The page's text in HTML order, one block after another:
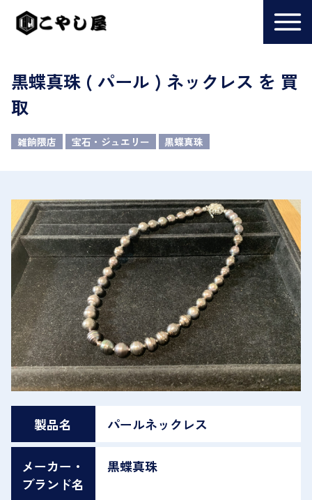
黒蝶真珠 ( パール ) ネックレス を 買
取
雑餉隈店 宝石・ジュエリー 黒蝶真珠
製品名 パールネックレス
メーカー・
ブランド名
黒蝶真珠